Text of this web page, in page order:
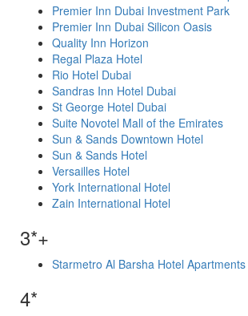
Premier Inn Dubai Investment Park
Premier Inn Dubai Silicon Oasis
Quality Inn Horizon
Regal Plaza Hotel
Rio Hotel Dubai
Sandras Inn Hotel Dubai
St George Hotel Dubai
Suite Novotel Mall of the Emirates
Sun & Sands Downtown Hotel
Sun & Sands Hotel
Versailles Hotel
York International Hotel
Zain International Hotel
3*+
Starmetro Al Barsha Hotel Apartments
4*